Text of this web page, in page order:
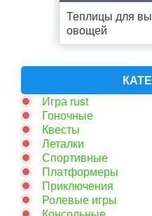
Теплицы для
овощей
Игра rust
Гоночные
Квесты
Леталки
Спортивные
Платформеры
Приключения
Ролевые игры